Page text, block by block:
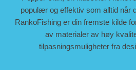
populær og effektiv som alltid når
RankoFishing er din fremste kilde
av materialer av høy
tilpasningsmuligheter fra